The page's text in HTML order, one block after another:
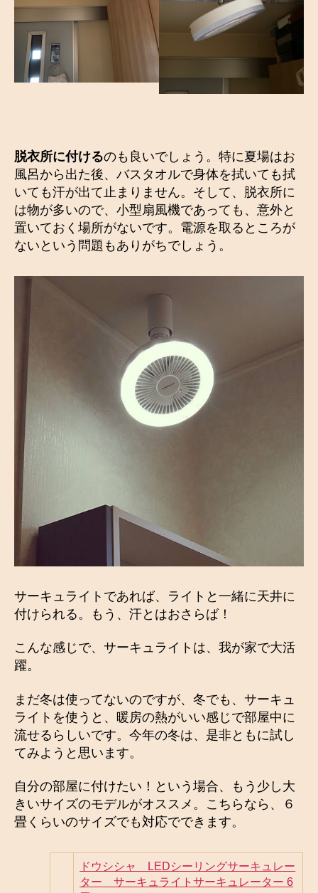
脱衣所に付けるのも良いでしょう。特に夏場はお
風呂から出た後、バスタオルで身体を拭いても拭
いても汗が出て止まりません。そして、脱衣所に
は物が多いので、小型扇風機であっても、意外と
置いておく場所がないです。電源を取るところが
ないという問題もありがちでしょう。
サーキュライトであれば、ライトと一緒に天井に
付けられる。もう、汗とはおさらば！
こんな感じで、サーキュライトは、我が家で大活
躍。
まだ冬は使ってないのですが、冬でも、サーキュ
ライトを使うと、暖房の熱がいい感じで部屋中に
流せるらしいです。今年の冬は、是非ともに試し
てみようと思います。
自分の部屋に付けたい！という場合、もう少し大
きいサイズのモデルがオススメ。こちらなら、６
畳くらいのサイズでも対応でできます。
ドウシシャ LEDシーリングサーキュレー
ター サーキュライトサーキュレーター 6